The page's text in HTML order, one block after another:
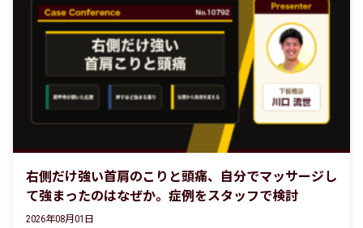
右側だけ強い首肩のこりと頭痛、自分でマッサージし
て強まったのはなぜか。症例をスタッフで検討
2026年08月01日